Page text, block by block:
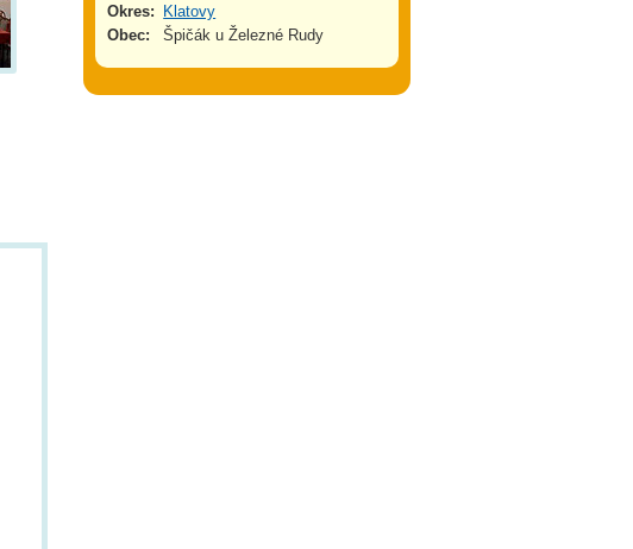
Okres:
Klatovy
Obec:
Špičák u Železné Rudy